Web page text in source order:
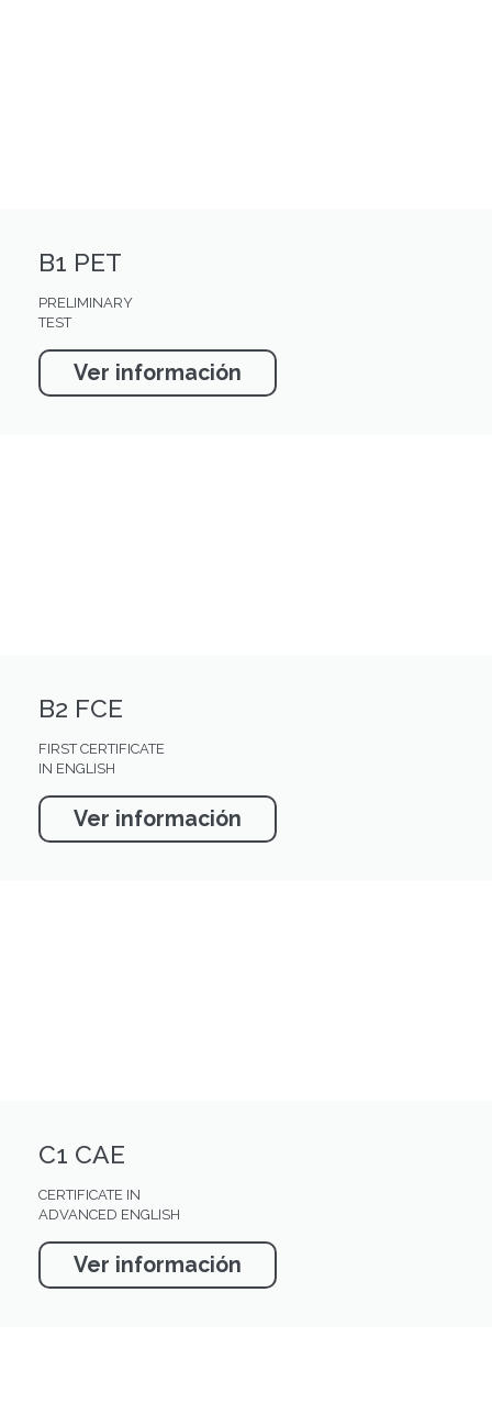
B1 PET
PRELIMINARY
TEST
Ver información
B2 FCE
FIRST CERTIFICATE
IN ENGLISH
Ver información
C1 CAE
CERTIFICATE IN
ADVANCED ENGLISH
Ver información